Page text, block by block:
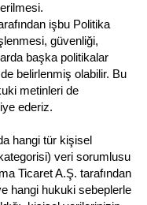
işbu Politika
güvenliği,
başka politikalar
belirlenmiş olabilir. Bu
metinleri de
ederiz.
hangi tür kişisel
veri sorumlusu
Ticaret A.Ş. tarafından
hangi hukuki sebeplerle